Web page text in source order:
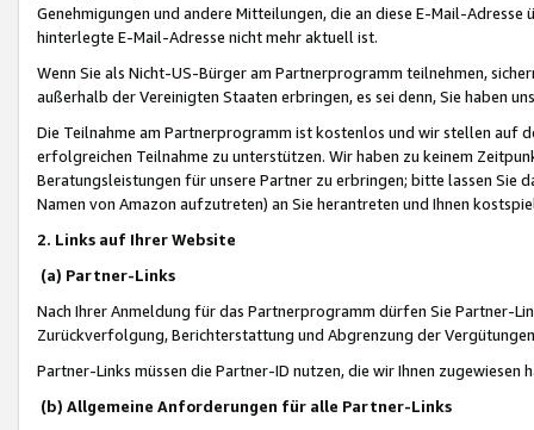
Genehmigungen und andere Mitteilungen, die an diese E-Mail-
hinterlegte E-Mail-Adresse nicht mehr aktuell ist.
Wenn Sie als Nicht-US-Bürger am Partnerprogramm teilnehmen,
außerhalb der Vereinigten Staaten erbringen, es sei denn, Sie haben
Die Teilnahme am Partnerprogramm ist kostenlos und wir stellen auf
erfolgreichen Teilnahme zu unterstützen. Wir haben zu keinem
Beratungsleistungen für unsere Partner zu erbringen; bitte lassen Sie
Namen von Amazon aufzutreten) an Sie herantreten und Ihnen
2. Links auf Ihrer Website
(a) Partner-Links
Nach Ihrer Anmeldung für das Partnerprogramm dürfen Sie Partner-
Zurückverfolgung, Berichterstattung und Abgrenzung der
Partner-Links müssen die Partner-ID nutzen, die wir Ihnen zugewiesen
(b) Allgemeine Anforderungen für alle Partner-Links